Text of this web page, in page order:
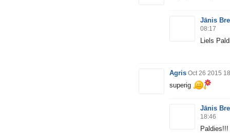
Jānis
08:17
Liels
Agris Oct 26 2015
superig
Jānis
18:46
Paldies!!!